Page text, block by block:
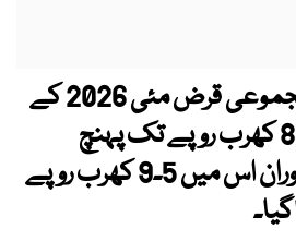
وفاقی حکومت کا مجموعی قرض مئی 2026 کے
اختتام تک بڑھ کر 82 کھرب روپے تک پہنچ
گیا،ایک سال کے دوران اس میں 5۔9 کھرب روپے